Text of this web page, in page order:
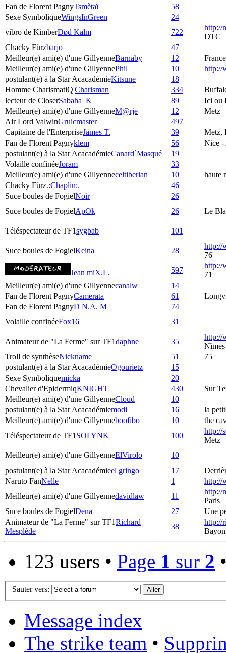
Fan de Florent PagnyTsmètaï
58
Sexe SymboliqueWingsInGreen
24
vibro de KimberDød Kalm 722
http://
DTC
Chacky Fürzbarjo
47
Meilleur(e) ami(e) d'une GillyenneBarnaby 12
France
Meilleur(e) ami(e) d'une GillyennePhil 10
http://
postulant(e) à la Star AcacadémieKitsune
18
Homme CharismatiQ'Charisman 334
lecteur de CloserSabaha_K 89
Ici ou
Meilleur(e) ami(e) d'une GillyenneM@rje 12
Metz
Air Lord ValwinGruicmaster
497
Capitaine de l'EnterpriseJames T. 39
Metz,
Fan de Florent Pagnyklem 56
Nice -
postulant(e) à la Star AcacadémieCanard`Masqué
19
Volaille confinéeJoram
33
Meilleur(e) ami(e) d'une Gillyenneceltiberian 10
haute
Chacky Fürz.:Chaplin:.
46
Suce boules de FogielNoir
26
Suce boules de FogielApOk 26 Le
Téléspectateur de TF1sygbab 101
Suce boules de FogielKeina 28
http://
76
Jean miX.L. 597
http://
71
Meilleur(e) ami(e) d'une Gillyennecanalw
14
Fan de Florent PagnyCamerata 61
Fan de Florent PagnyD N.A. M
74
Volaille confinéeFox16 31
Animateur de "La Ferme" sur TF1daphne 35
http://
Nîmes
Troll de synthèseNickname 51
75
postulant(e) à la Star AcacadémieOgourietz
15
Sexe Symboliquemicka
20
Chevalier d'EpidermiqKNIGHT 430
Sur
Meilleur(e) ami(e) d'une GillyenneCloud
10
postulant(e) à la Star Acacadémiemodi 16
la
Meilleur(e) ami(e) d'une Gillyenneboofibo 10
the
Téléspectateur de TF1 SOLYNK 100
http://
Metz
Meilleur(e) ami(e) d'une GillyenneElVirolo
10
postulant(e) à la Star Acacadémieel gringo 17
Naruto FanNelle 1
http://
Meilleur(e) ami(e) d'une Gillyennedavidlaw 11
http://
Paris
Suce boules de FogielDena 27
Une
Animateur de "La Ferme" sur TF1Richard
Mesplède
38
http://
123 users • Page 1 sur 2
Sauter vers:
Message index
The strike team •